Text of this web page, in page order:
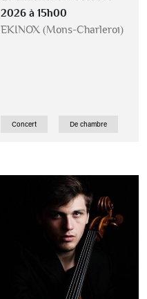
2026 à 15h00
EKINOX (Mons-Charleroi)
Concert De chambre